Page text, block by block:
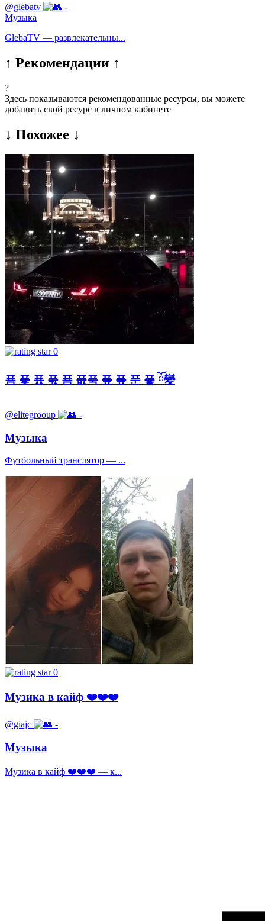
@glebatv
-
Музыка
GlebaTV — развлекательны...
↑ Рекомендации ↑
?
Здесь показываются рекомендованные ресурсы, вы можете
добавить свой ресурс в личном кабинете
↓ Похожее ↓
0
푬 푳 푰 푻 푬 푮푹 푶 푶 푼 푷 ོ變
@elitegrooup -
Музыка
Футбольный транслятор — ...
0
Музика в кайф ❤️❤️❤️
@giajc -
Музыка
Музика в кайф ❤️❤️❤️ — к...